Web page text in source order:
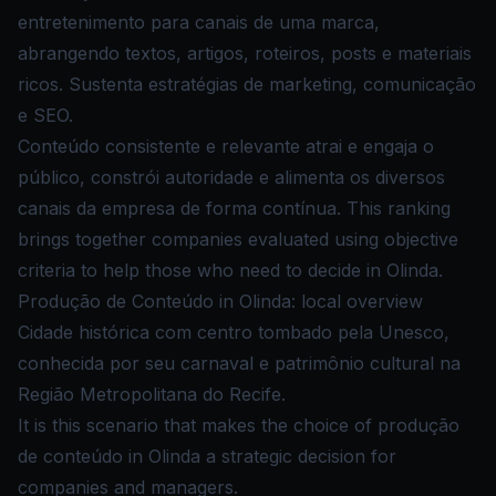
entretenimento para canais de uma marca,
abrangendo textos, artigos, roteiros, posts e materiais
ricos. Sustenta estratégias de marketing, comunicação
e SEO.
Conteúdo consistente e relevante atrai e engaja o
público, constrói autoridade e alimenta os diversos
canais da empresa de forma contínua. This ranking
brings together companies evaluated using objective
criteria to help those who need to decide in Olinda.
Produção de Conteúdo in Olinda: local overview
Cidade histórica com centro tombado pela Unesco,
conhecida por seu carnaval e patrimônio cultural na
Região Metropolitana do Recife.
It is this scenario that makes the choice of produção
de conteúdo in Olinda a strategic decision for
companies and managers.